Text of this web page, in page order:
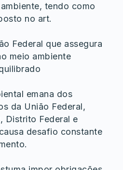
tendo como
no art.
Federal que assegura
meio ambiente
emana dos
da União Federal,
Distrito Federal e
desafio constante